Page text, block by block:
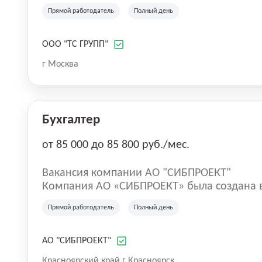
Современная профессиональная
безопасность опасных производственных
«ТЕХНОСПАС» — один из ведущих
объектов. Мы обеспечиваем надежную
Прямой работодатель Полный день
ООО "ТС ГРУПП"
г Москва
Бухгалтер
от 85 000 до 85 800 руб./мес.
Вакансия компании АО "СИБПРОЕКТ"
Компания АО «СИБПРОЕКТ» была создана
драгоценные металлы. Опыт работ
предприятий и технологические
фундаментом в запуске
Прямой работодатель Полный день
АО "СИБПРОЕКТ"